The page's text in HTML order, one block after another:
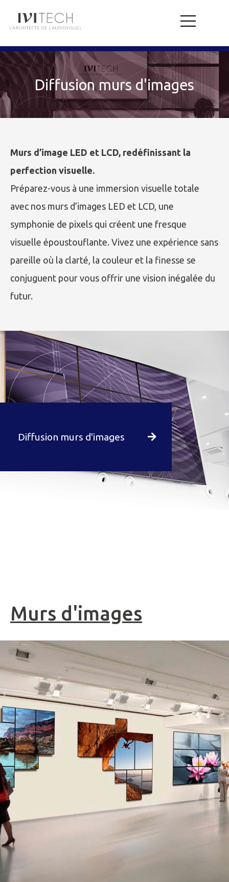
Diffusion murs d'images
Murs d’image LED et LCD, redéfinissant la
perfection visuelle.
Préparez-vous à une immersion visuelle totale
avec nos murs d’images LED et LCD, une
symphonie de pixels qui créent une fresque
visuelle époustouflante. Vivez une expérience sans
pareille où la clarté, la couleur et la finesse se
conjuguent pour vous offrir une vision inégalée du
futur.
Diffusion murs d'images
Murs d'images